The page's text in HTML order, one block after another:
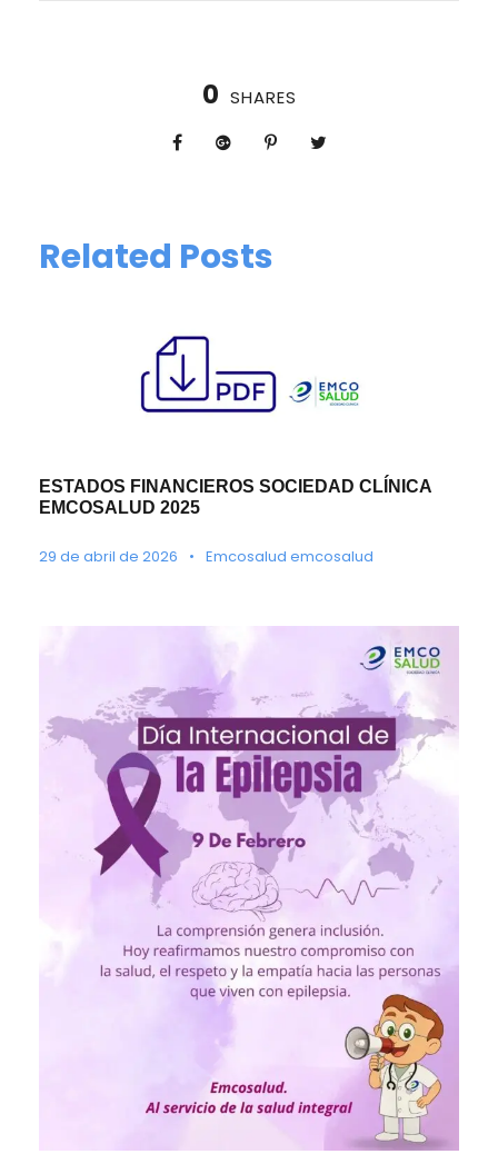
0 SHARES
Related Posts
ESTADOS FINANCIEROS SOCIEDAD CLÍNICA
EMCOSALUD 2025
29 de abril de 2026 • Emcosalud emcosalud